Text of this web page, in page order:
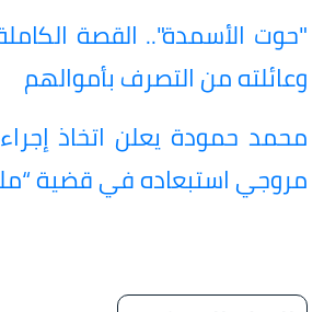
"حوت الأسمدة".. القصة
وعائلته من التصرف بأموالهم
محمد حمودة يعلن اتخاذ
مروجي استبعاده في قضية